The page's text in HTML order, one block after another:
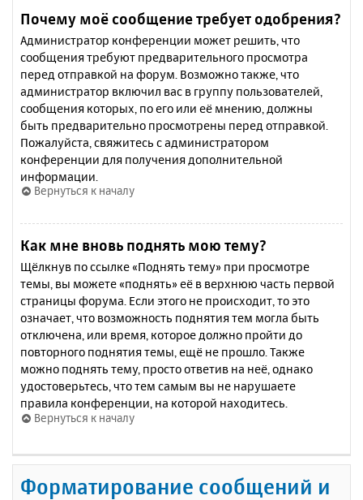
Почему моё сообщение требует одобрения?
Администратор конференции может решить, что
сообщения требуют предварительного просмотра
перед отправкой на форум. Возможно также, что
администратор включил вас в группу пользователей,
сообщения которых, по его или её мнению, должны
быть предварительно просмотрены перед отправкой.
Пожалуйста, свяжитесь с администратором
конференции для получения дополнительной
информации.
Вернуться к началу
Как мне вновь поднять мою тему?
Щёлкнув по ссылке «Поднять тему» при просмотре
темы, вы можете «поднять» её в верхнюю часть первой
страницы форума. Если этого не происходит, то это
означает, что возможность поднятия тем могла быть
отключена, или время, которое должно пройти до
повторного поднятия темы, ещё не прошло. Также
можно поднять тему, просто ответив на неё, однако
удостоверьтесь, что тем самым вы не нарушаете
правила конференции, на которой находитесь.
Вернуться к началу
Форматирование сообщений и